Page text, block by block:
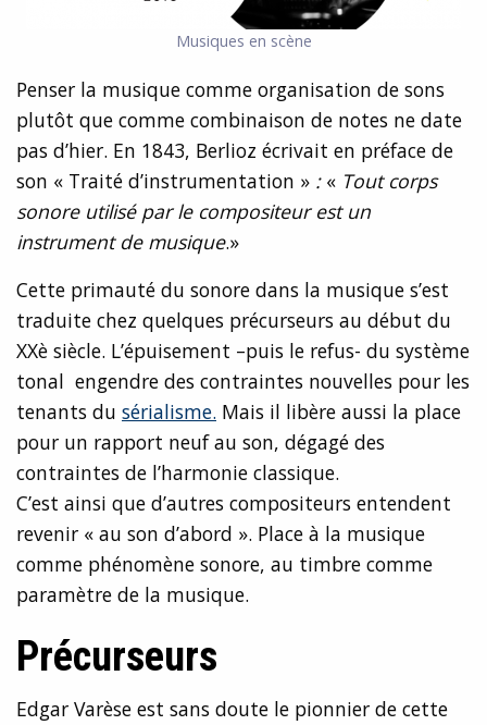
Musiques en scène
Penser la musique comme organisation de sons
plutôt que comme combinaison de notes ne date
pas d’hier. En 1843, Berlioz écrivait en préface de
son « Traité d’instrumentation » : « Tout corps
sonore utilisé par le compositeur est un
instrument de musique.»
Cette primauté du sonore dans la musique s’est
traduite chez quelques précurseurs au début du
XXè siècle. L’épuisement –puis le refus- du système
tonal engendre des contraintes nouvelles pour les
tenants du sérialisme. Mais il libère aussi la place
pour un rapport neuf au son, dégagé des
contraintes de l’harmonie classique.
C’est ainsi que d’autres compositeurs entendent
revenir « au son d’abord ». Place à la musique
comme phénomène sonore, au timbre comme
paramètre de la musique.
Précurseurs
Edgar Varèse est sans doute le pionnier de cette